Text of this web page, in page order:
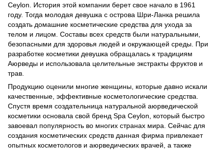
Ceylon. История этой компании берет свое начало в 1961
году. Тогда молодая девушка с острова Шри-Ланка решила
создать домашние косметические средства для ухода за
телом и лицом. Составы всех средств были натуральными,
безопасными для здоровья людей и окружающей среды. При
разработке косметики девушка обращалась к традициям
Аюрведы и использовала целительные экстракты фруктов и
трав.
Продукцию оценили многие женщины, которые давно искали
качественные, эффективные косметологические средства.
Спустя время создательница натуральной аюрведической
косметики основала свой бренд Spa Ceylon, который быстро
завоевал популярность во многих странах мира. Сейчас для
создания косметических средств данная фирма привлекает
опытных косметологов и аюрведических врачей, а также